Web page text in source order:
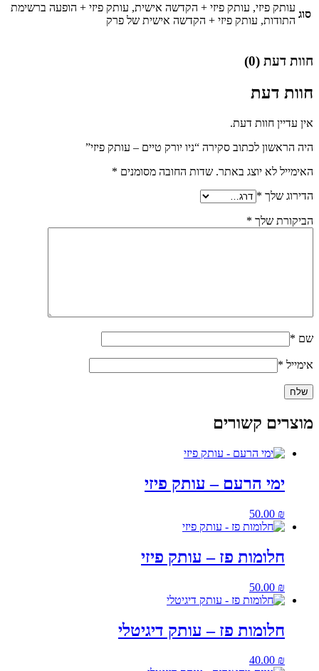
סוג
עותק פיזי, עותק פיזי + הקדשה אישית, עותק פיזי + הופעה ברשימת
התודות, עותק פיזי + הקדשה אישית של פרק
חוות דעת (0)
חוות דעת
אין עדיין חוות דעת.
היה הראשון לכתוב סקירה “ניו יורק טיים – עותק פיזי”
האימייל לא יוצג באתר. שדות החובה מסומנים *
הדירוג שלך *
הביקורת שלך *
שם *
אימייל *
מוצרים קשורים
ימי הרעם – עותק פיזי
50.00 ₪
חלומות פז – עותק פיזי
50.00 ₪
חלומות פז – עותק דיגיטלי
40.00 ₪